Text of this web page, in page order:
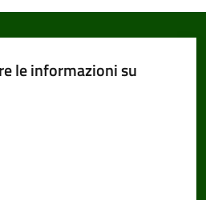
le informazioni su